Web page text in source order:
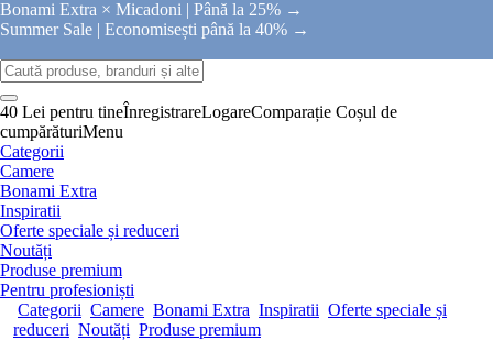
Bonami Extra × Micadoni | Până la 25% →
Summer Sale | Economisești până la 40% →
40 Lei pentru tineÎnregistrareLogareComparație Coșul de
cumpărăturiMenu
Categorii
Camere
Bonami Extra
Inspiratii
Oferte speciale și reduceri
Noutăți
Produse premium
Pentru profesioniști
Categorii Camere Bonami Extra Inspiratii Oferte speciale și
reduceri Noutăți Produse premium